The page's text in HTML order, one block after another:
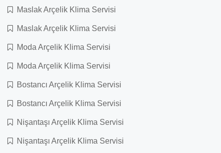
Maslak Arçelik Klima Servisi
Maslak Arçelik Klima Servisi
Moda Arçelik Klima Servisi
Moda Arçelik Klima Servisi
Bostancı Arçelik Klima Servisi
Bostancı Arçelik Klima Servisi
Nişantaşı Arçelik Klima Servisi
Nişantaşı Arçelik Klima Servisi